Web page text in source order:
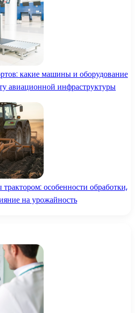
какие машины и оборудование
авиационной инфраструктуры
особенности обработки,
на урожайность